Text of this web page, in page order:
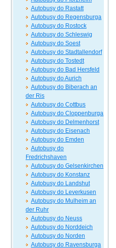
Autobusy do Rastatt
Autobusy do Regensburga
Autobusy do Rostock
Autobusy do Schleswig
Autobusy do Soest
Autobusy do Stadtallendorf
Autobusy do Tostedt
Autobusy do Bad Hersfeld
Autobusy do Aurich
Autobusy do Biberach an
der Ris
Autobusy do Cottbus
Autobusy do Cloppenburga
Autobusy do Delmenhorst
Autobusy do Eisenach
Autobusy do Emden
Autobusy do
Fredrichshaven
Autobusy do Gelsenkirchen
Autobusy do Konstanz
Autobusy do Landshut
Autobusy do Leverkusen
Autobusy do Mulheim an
der Ruhr
Autobusy do Neuss
Autobusy do Norddeich
Autobusy do Norden
Autobusy do Ravensburga